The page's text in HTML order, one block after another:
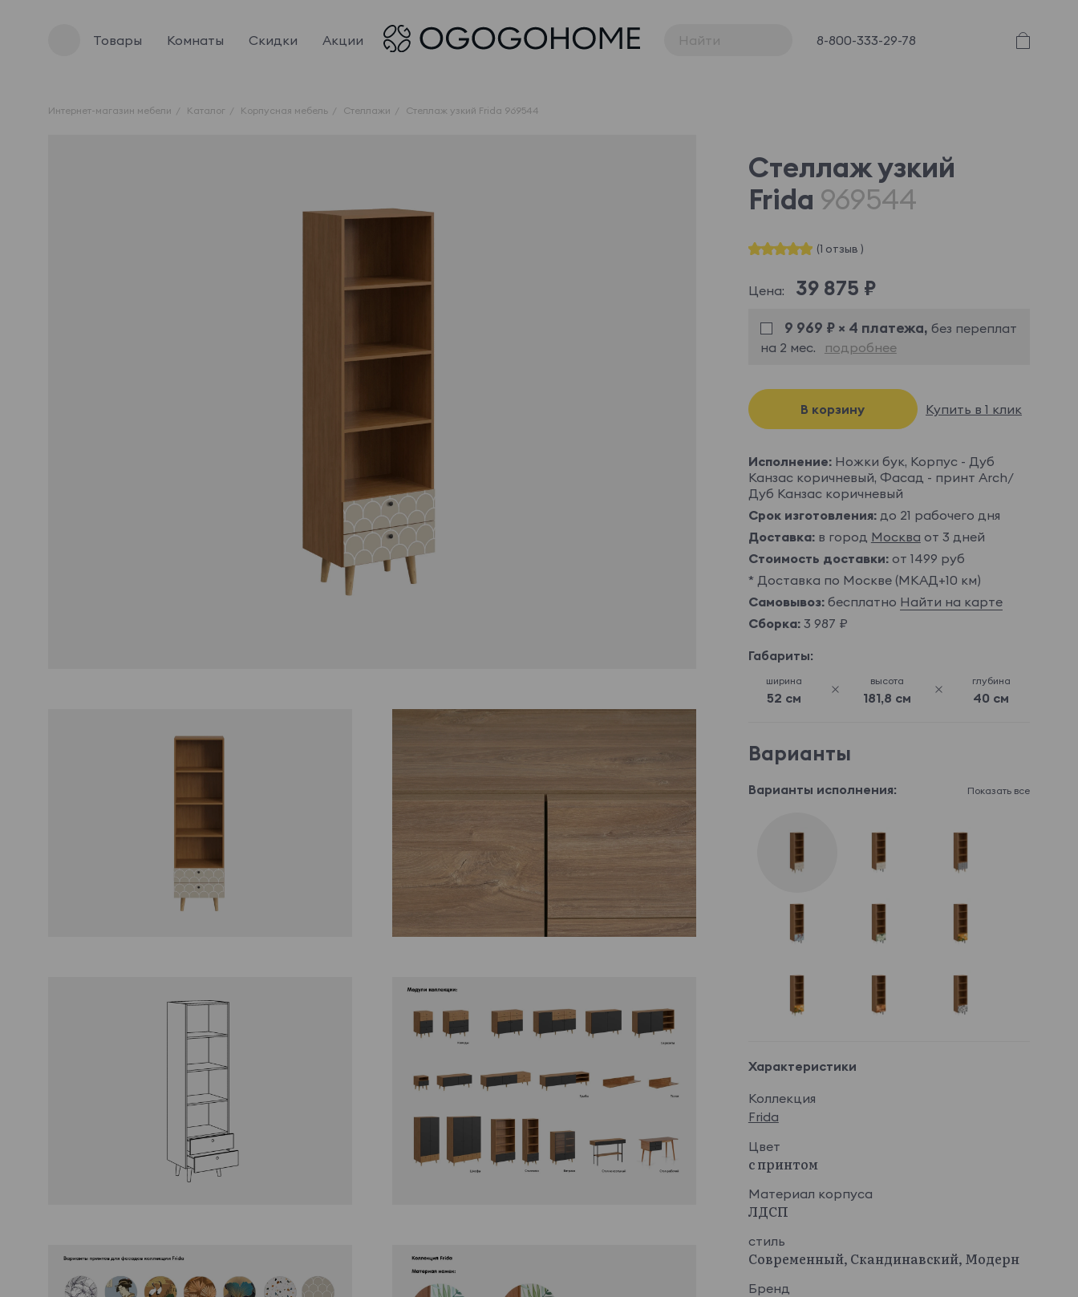
Товары Комнаты Скидки Акции 8-800-333-29-78
Интернет-магазин мебели Каталог Корпусная мебель Стеллажи Стеллаж узкий Frida 969544
Стеллаж узкий
Frida 969544
(1 отзыв )
Цена: 39 875 ₽
9 969 ₽ × 4 платежа, без переплат
на 2 мес.
подробнее
В корзину Купить в 1 клик
Исполнение:Ножки бук, Корпус - Дуб
Канзас коричневый, Фасад - принт Arch/
Дуб Канзас коричневый
Срок изготовления:до 21 рабочего дня
Доставка:в город Москва от 3 дней
Стоимость доставки:от 1499 руб
* Доставка по Москве (МКАД+10 км)
Самовывоз:бесплатно Найти на карте
Сборка:3 987 ₽
Габариты:
ширина
52 см
высота
181,8 см
глубина
40 см
Варианты
Варианты исполнения: Показать все
Характеристики
Коллекция
Frida
Цвет
с принтом
Материал корпуса
ЛДСП
стиль
Современный, Скандинавский, Модерн
Бренд